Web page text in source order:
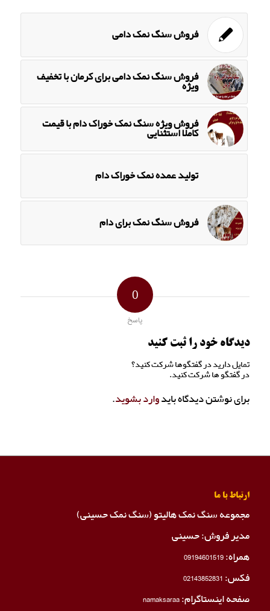
فروش سنگ نمک دامی
فروش سنگ نمک دامی برای کرمان با تخفیف
ویژه
فروش ویژه سنگ نمک خوراک دام با قیمت
کاملا استثنایی
تولید عمده نمک خوراک دام
فروش سنگ نمک برای دام
0
پاسخ
دیدگاه خود را ثبت کنید
تمایل دارید در گفتگوها شرکت کنید؟
در گفتگو ها شرکت کنید.
برای نوشتن دیدگاه بایدوارد بشوید.
ارتباط با ما
مجموعه سنگ نمک هالیتو (سنگ نمک حسینی)
مدیر فروش: حسینی
همراه:09194601519
فکس:02143852831
صفحه اینستاگرام:namaksaraa